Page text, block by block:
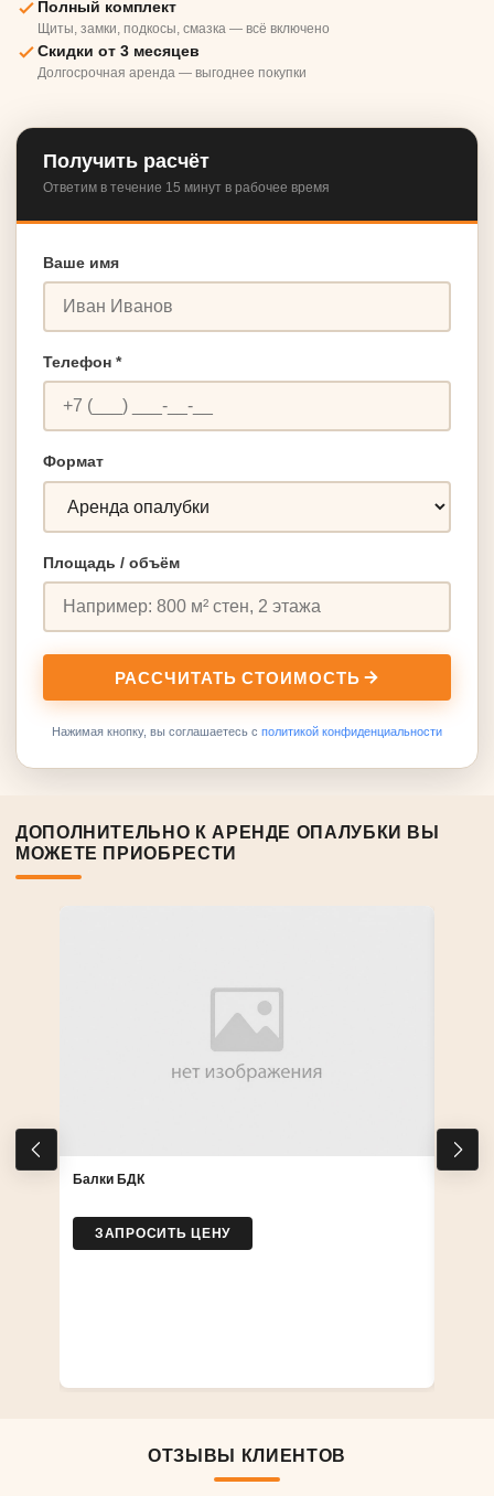
Полный комплект
Щиты, замки, подкосы, смазка — всё включено
Скидки от 3 месяцев
Долгосрочная аренда — выгоднее покупки
Получить расчёт
Ответим в течение 15 минут в рабочее время
Ваше имя
Телефон *
Формат
Площадь / объём
РАССЧИТАТЬ СТОИМОСТЬ
Нажимая кнопку, вы соглашаетесь с политикой конфиденциальности
ДОПОЛНИТЕЛЬНО К АРЕНДЕ ОПАЛУБКИ ВЫ
МОЖЕТЕ ПРИОБРЕСТИ
Балки БДК
ЗАПРОСИТЬ ЦЕНУ
ОТЗЫВЫ КЛИЕНТОВ